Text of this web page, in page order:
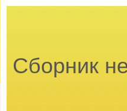
Сборник